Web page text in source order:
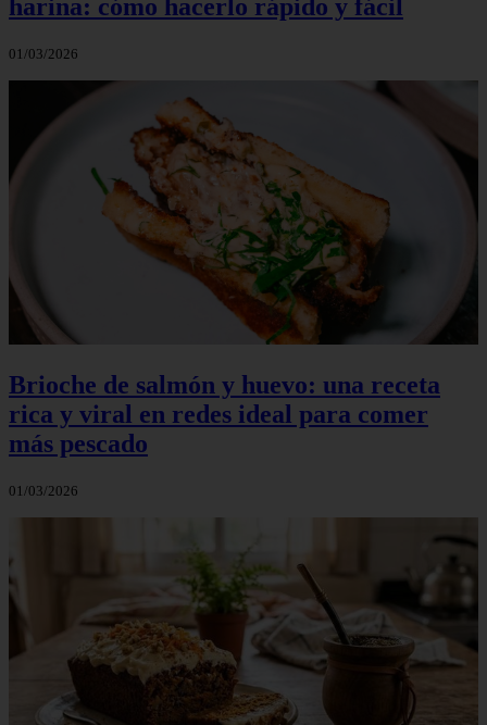
harina: cómo hacerlo rápido y fácil
01/03/2026
Brioche de salmón y huevo: una receta
rica y viral en redes ideal para comer
más pescado
01/03/2026